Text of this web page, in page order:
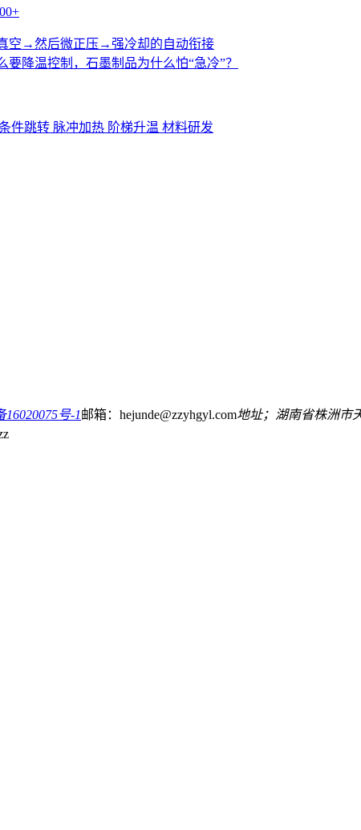
空→然后微正压→强冷却的自动衔接
降温控制，石墨制品为什么怕“急冷”？
件跳转 脉冲加热 阶梯升温 材料研发
16020075号-1邮箱：hejunde@zzyhgyl.com地址；湖南省株洲市